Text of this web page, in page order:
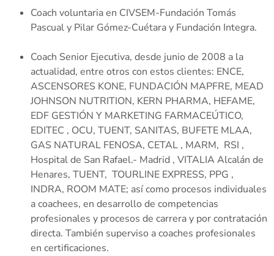
Coach voluntaria en CIVSEM-Fundación Tomás
Pascual y Pilar Gómez-Cuétara y Fundación Integra.
Coach Senior Ejecutiva, desde junio de 2008 a la
actualidad, entre otros con estos clientes: ENCE,
ASCENSORES KONE, FUNDACIÓN MAPFRE, MEAD
JOHNSON NUTRITION, KERN PHARMA, HEFAME,
EDF GESTIÓN Y MARKETING FARMACEÚTICO,
EDITEC , OCU, TUENT, SANITAS, BUFETE MLAA,
GAS NATURAL FENOSA, CETAL , MARM, RSI ,
Hospital de San Rafael.- Madrid , VITALIA Alcalán de
Henares, TUENT, TOURLINE EXPRESS, PPG ,
INDRA, ROOM MATE; así como procesos individuales
a coachees, en desarrollo de competencias
profesionales y procesos de carrera y por contratación
directa. También superviso a coaches profesionales
en certificaciones.